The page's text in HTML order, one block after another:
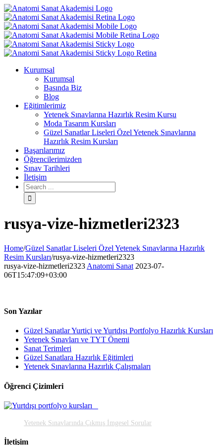
Kurumsal
Kurumsal
Basında Biz
Blog
Eğitimlerimiz
Yetenek Sınavlarına Hazırlık Resim Kursu
Moda Tasarım Kursları
Güzel Sanatlar Liseleri Özel Yetenek Sınavlarına
Hazırlık Resim Kursları
Başarılarımız
Öğrencilerimizden
Sınav Tarihleri
İletişim
rusya-vize-hizmetleri2323
Home/Güzel Sanatlar Liseleri Özel Yetenek Sınavlarına Hazırlık
Resim Kursları/rusya-vize-hizmetleri2323
rusya-vize-hizmetleri2323 Anatomi Sanat 2023-07-
06T15:47:09+03:00
Son Yazılar
Güzel Sanatlar Yurtiçi ve Yurtdışı Portfolyo Hazırlık Kursları
Yetenek Sınavları ve TYT Önemi
Sanat Terimleri
Güzel Sanatlara Hazırlık Eğitimleri
Yetenek Sınavlarına Hazırlık Çalışmaları
Öğrenci Çizimleri
Yetenek Sınavlarında Çıkmış İmgesel Sorular
İletişim